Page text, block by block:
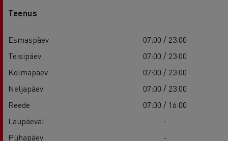
Teenus
Esmaspäev
07:00 / 23:00
Teisipäev
07:00 / 23:00
Kolmapäev
07:00 / 23:00
Neljapäev
07:00 / 23:00
Reede
07:00 / 16:00
Laupäeval
-
Pühapäev
-